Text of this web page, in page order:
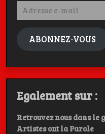
Adresse
mail
ABONNEZ-VOUS
Egalement sur :
Retrouvez nous dans le
Artistes ont la Parole